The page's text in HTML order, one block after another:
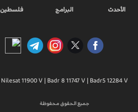
الأحدث البرامج فلسطين
Nilesat 11900 V | Badr 8 11747 V | Badr5 12284 V
جميع الحقوق محفوظة